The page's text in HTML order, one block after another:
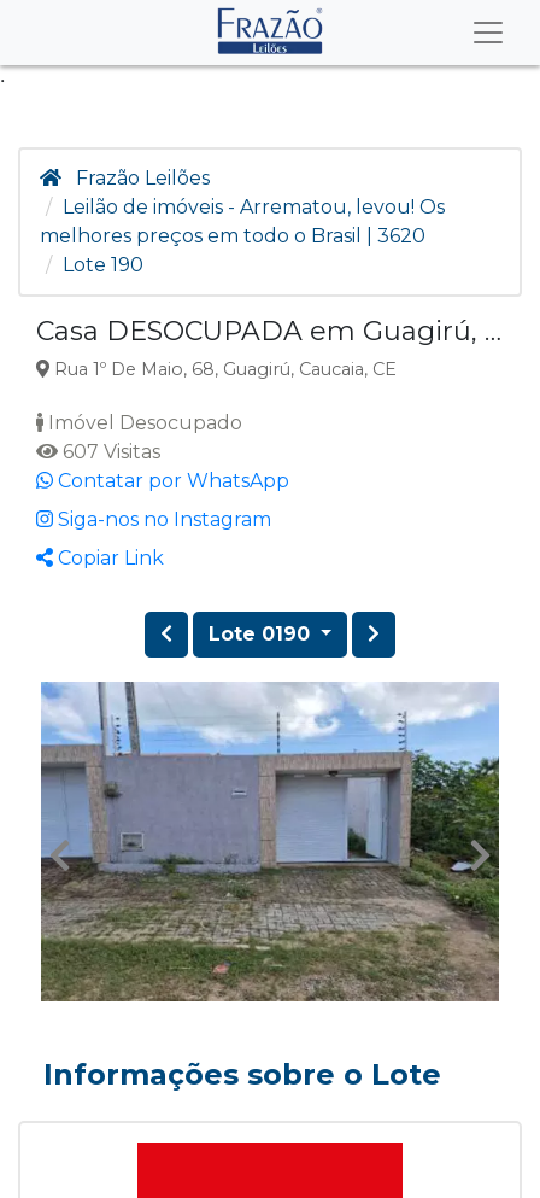
.
Frazão Leilões
Leilão de imóveis - Arrematou, levou! Os
melhores preços em todo o Brasil | 3620
Lote 190
Casa DESOCUPADA em Guagirú, Caucaia, CE
Rua 1º De Maio, 68, Guagirú, Caucaia, CE
Imóvel Desocupado
607 Visitas
Contatar por WhatsApp
Siga-nos no Instagram
Copiar Link
Lote 0190
Informações sobre o Lote